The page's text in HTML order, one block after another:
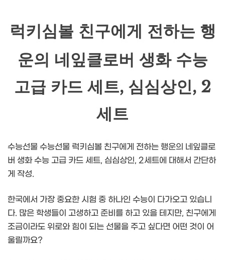
럭키심볼 친구에게 전하는 행
운의 네잎클로버 생화 수능
고급 카드 세트, 심심상인, 2
세트
수능선물 수능선물 럭키심볼 친구에게 전하는 행운의 네잎클로
버 생화 수능 고급 카드 세트, 심심상인, 2세트에 대해서 간단하
게 작성.
한국에서 가장 중요한 시험 중 하나인 수능이 다가오고 있습니
다. 많은 학생들이 고생하고 준비를 하고 있을 테지만, 친구에게
조금이라도 위로와 힘이 되는 선물을 주고 싶다면 어떤 것이 어
울릴까요?